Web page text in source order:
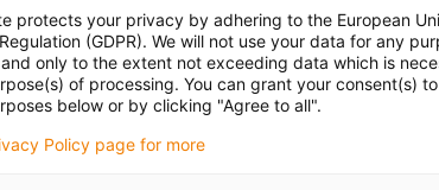
checkGleitend Hängend
protects your privacy by adhering to the European
(GDPR). We will not use your data for any
only to the extent not exceeding data which is
of processing. You can grant your consent(s)
below or by clicking "Agree to all".
Policy page for more